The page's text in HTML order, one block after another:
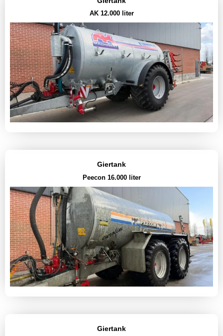
AK 12.000 liter
Giertank
Peecon 16.000 liter
Giertank